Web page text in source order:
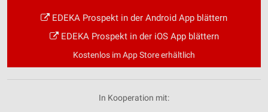
EDEKA Prospekt in der Android App blättern
EDEKA Prospekt in der iOS App blättern
Kostenlos im App Store erhältlich
In Kooperation mit: